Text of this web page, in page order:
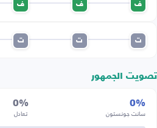
ف ف ف
ت ت ت
تصويت الجمهور
0%
سانت جونستون
0%
تعادل